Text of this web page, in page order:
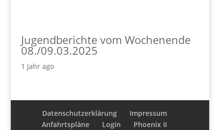
Jugendberichte vom Wochenende
08./09.03.2025
1 Jahr ago
Datenschutzerklärung
Impressum
Anfahrtspläne
Login
Phoenix II